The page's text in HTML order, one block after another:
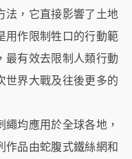
法，它直接影響了土地
用作限制牲口的行動範
最有效去限制人類行動
界大戰及往後更多的
均應用於全球各地，
作品由蛇腹式鐵絲網和